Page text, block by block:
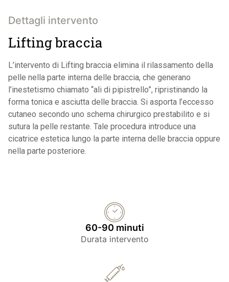
Dettagli intervento
Lifting braccia
L’intervento di Lifting braccia elimina il rilassamento della
pelle nella parte interna delle braccia, che generano
l’inestetismo chiamato “ali di pipistrello”, ripristinando la
forma tonica e asciutta delle braccia. Si asporta l’eccesso
cutaneo secondo uno schema chirurgico prestabilito e si
sutura la pelle restante. Tale procedura introduce una
cicatrice estetica lungo la parte interna delle braccia oppure
nella parte posteriore.
60-90 minuti
Durata intervento